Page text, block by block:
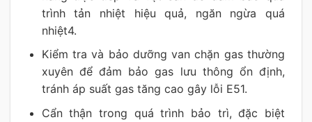
trình tản nhiệt hiệu quả, ngăn ngừa quá
nhiệt4.
Kiểm tra và bảo dưỡng van chặn gas thường
xuyên để đảm bảo gas lưu thông ổn định,
tránh áp suất gas tăng cao gây lỗi E51.
Cẩn thận trong quá trình bảo trì, đặc biệt